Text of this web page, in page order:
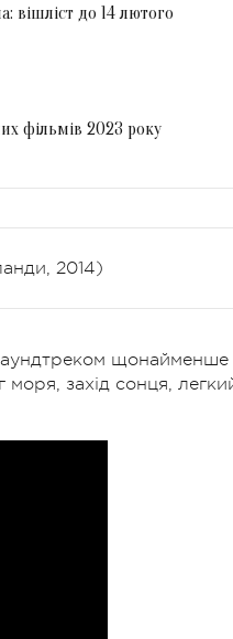
вішліст до 14 лютого
фільмів 2023 року
2014)
щонайменше
захід сонця,